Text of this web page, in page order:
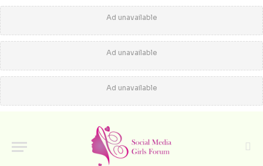
Ad unavailable
Ad unavailable
Ad unavailable